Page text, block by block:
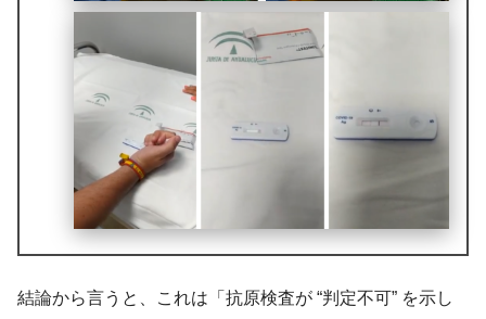
結論から言うと、これは「抗原検査が “判定不可” を示し